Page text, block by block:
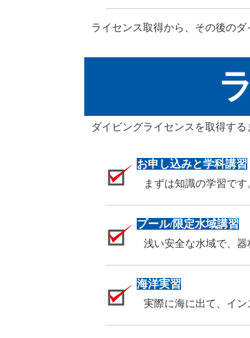
ライセンス取得から、その後の
ダイビングライセンスを取得す
お申し込みと学科講習
まずは知識の学習で
プール/限定水域講習
浅い安全な水域で、器
海洋実習
実際に海に出て、イン